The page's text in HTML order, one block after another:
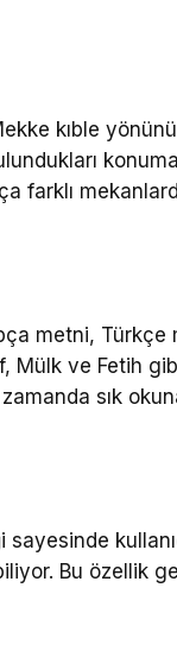
kıble
farklı
metni, Türkçe
Mülk ve Fetih
sık
Bu özellik